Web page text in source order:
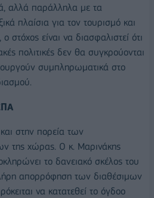
αλλά παράλληλα με τα
πλαίσια για τον τουρισμό και
στόχος είναι να διασφαλιστεί ότι
πολιτικές δεν θα συγκρούονται
συμπληρωματικά στο
στην πορεία των
της χώρας. Ο κ. Μαρινάκης
το δανειακό σκέλος του
απορρόφηση των διαθέσιμων
να κατατεθεί το όγδοο